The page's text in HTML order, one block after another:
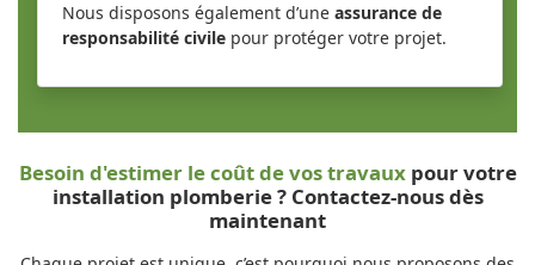
Nous disposons également d’une assurance de
responsabilité civile pour protéger votre projet.
Besoin d'estimer le coût de vos travauxpour votre
installation plomberie ? Contactez-nous dès
maintenant